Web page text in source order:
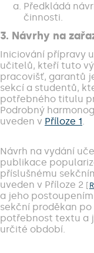
Předkládá
činnosti.
3. Návrhy na
Iniciování přípravy
učitelů, kteří tuto
pracovišť, garantů
sekcí a studentů,
potřebného titulu
Podrobný
uveden v Příloze 1.
Návrh na vydání
publikace
příslušnému
uveden v Příloze 2 [
a jeho
sekční proděkan
potřebnost textu a
určité období.